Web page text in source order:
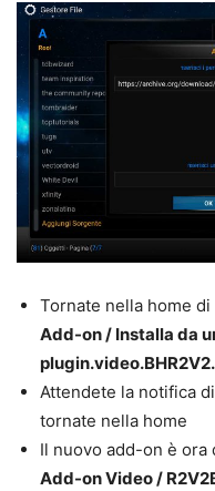
Tornate nella home
Add-on / Installa da
Attendete la notifica
tornate nella home
Il nuovo add-on è
Add-on Video /